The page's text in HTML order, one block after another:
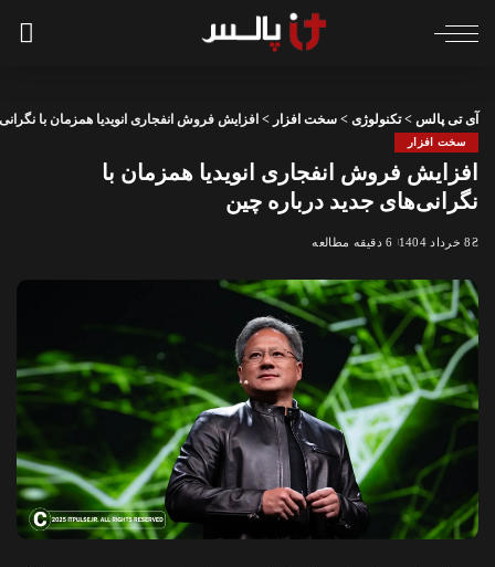
آی تی پالس >تکنولوژی > سخت افزار > افزایش فروش انفجاری انویدیا همزمان با
سخت افزار
افزایش فروش انفجاری انویدیا همزمان با
نگرانی‌های جدید درباره چین
8 خرداد 1404 6 دقیقه مطالعه